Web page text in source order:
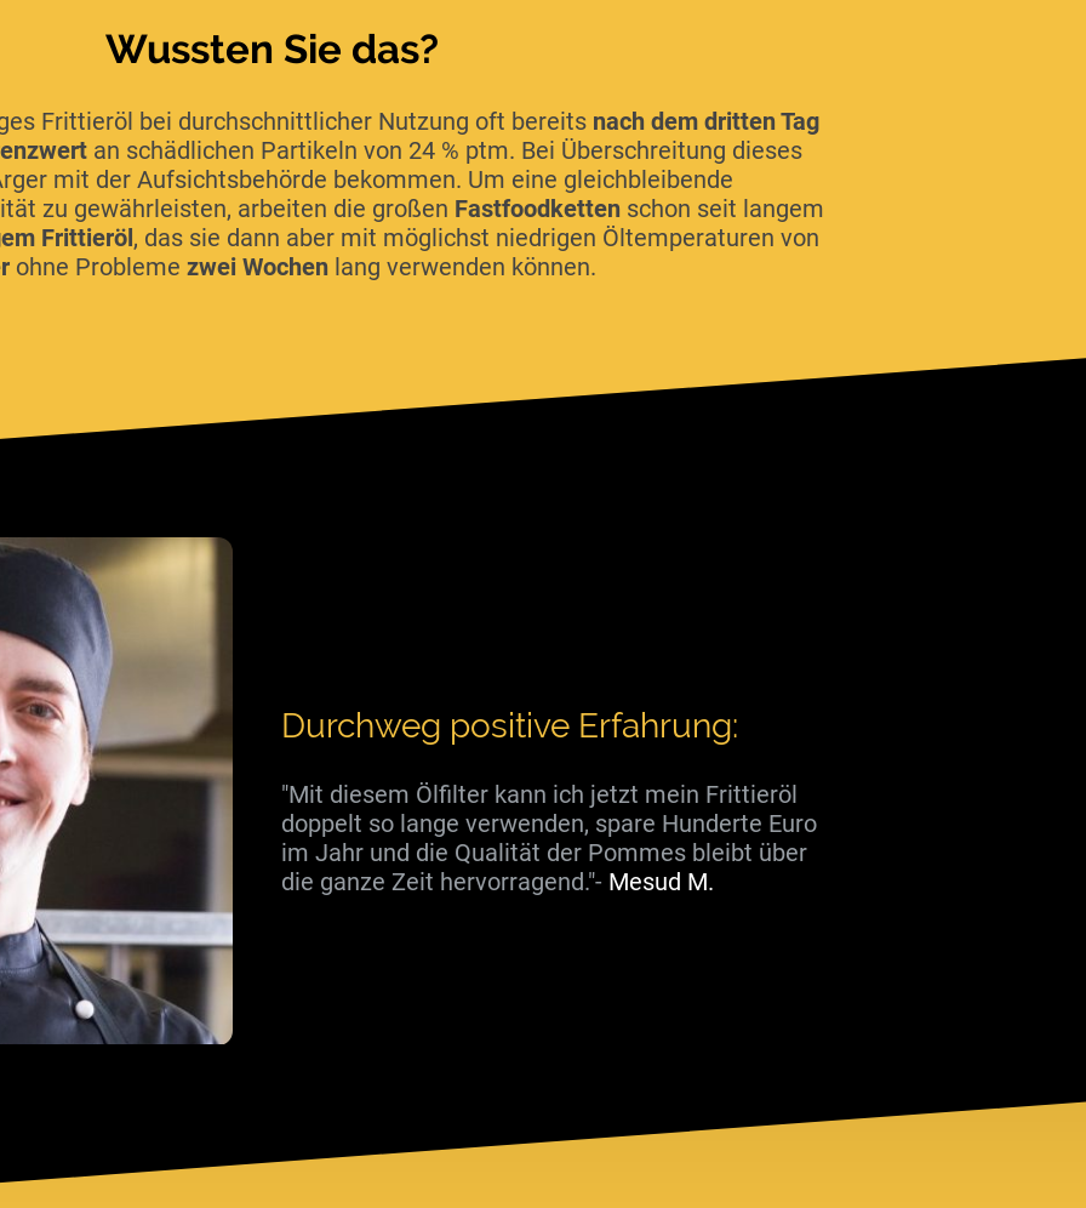
Wussten Sie das?
Frittieröl bei durchschnittlicher Nutzung oft bereits nach dem dritten Tag
an schädlichen Partikeln von 24 % ptm. Bei Überschreitung dieses
mit der Aufsichtsbehörde bekommen. Um eine gleichbleibende
zu gewährleisten, arbeiten die großen Fastfoodketten schon seit langem
Frittieröl, das sie dann aber mit möglichst niedrigen Öltemperaturen von
ohne Probleme zwei Wochen lang verwenden können.
Durchweg positive Erfahrung:
"Mit diesem Ölfilter kann ich jetzt mein Frittieröl
doppelt so lange verwenden, spare Hunderte Euro
im Jahr und die Qualität der Pommes bleibt über
die ganze Zeit hervorragend."- Mesud M.